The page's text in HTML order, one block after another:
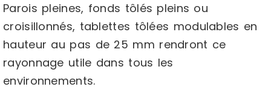
Parois pleines, fonds tôlés pleins ou
croisillonnés, tablettes tôlées modulables en
hauteur au pas de 25 mm rendront ce
rayonnage utile dans tous les
environnements.